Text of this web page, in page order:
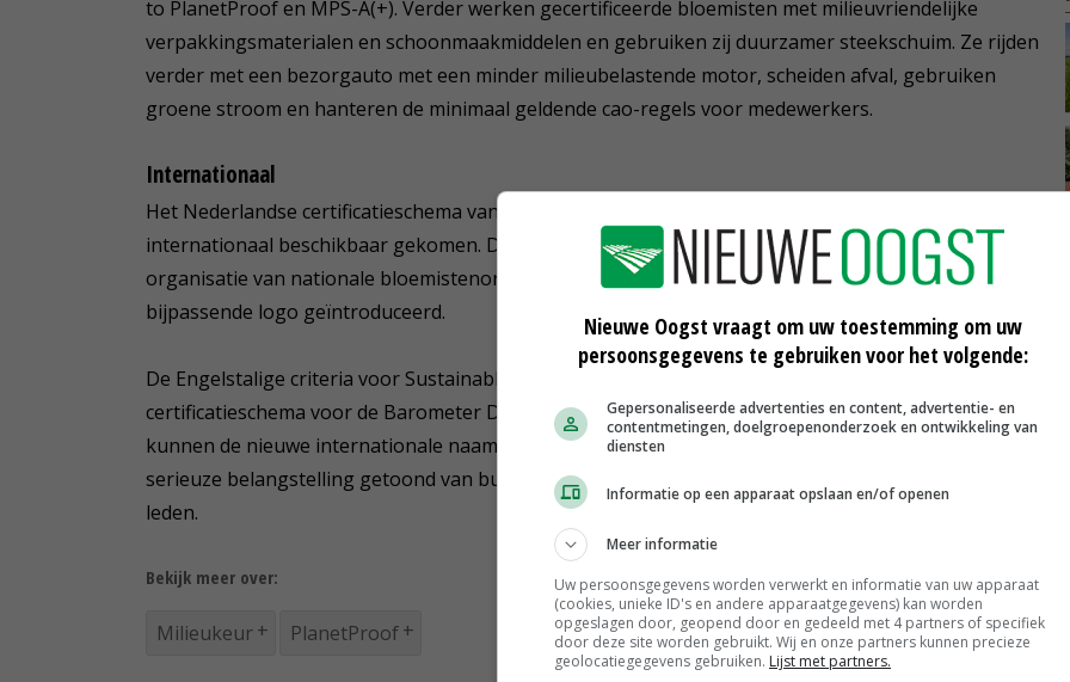
to PlanetProof en MPS-A(+). Verder werken gecertificeerde bloemisten met milieuvriendelijke
verpakkingsmaterialen en schoonmaakmiddelen en gebruiken zij duurzamer steekschuim. Ze rijden
verder met een bezorgauto met een minder milieubelastende motor, scheiden afval, gebruiken
groene stroom en hanteren de minimaal geldende cao-regels voor medewerkers.
Internationaal
Het Nederlandse certificatieschema van de Barometer Duurzame Bloemist is vorig jaar ook
internationaal beschikbaar gekomen. Dat gebeurde op verzoek van Florint, de internationale
organisatie van nationale bloemistenorganisaties. Daarvoor is de naam Sustainable Florist en het
bijpassende logo geïntroduceerd.
De Engelstalige criteria voor Sustainable Florist zijn gelijk aan die van het Nederlandse
certificatieschema voor de Barometer Duurzame Bloemist. Nederlandse gecertificeerde bloemisten
kunnen de nieuwe internationale naam en het logo ook gebruiken. Volgens SMK is er dit jaar
serieuze belangstelling getoond van buitenlandse bloemistengroepen voor certificering van hun
leden.
Bekijk meer over:
Milieukeur PlanetProof
Nieuwe Oogst vraagt om uw toestemming om uw
persoonsgegevens te gebruiken voor het volgende:
Gepersonaliseerde advertenties en content, advertentie- en
contentmetingen, doelgroepenonderzoek en ontwikkeling van
diensten
Informatie op een apparaat opslaan en/of openen
Meer informatie
Uw persoonsgegevens worden verwerkt en informatie van uw apparaat
(cookies, unieke ID's en andere apparaatgegevens) kan worden
opgeslagen door, geopend door en gedeeld met 4 partners of specifiek
door deze site worden gebruikt. Wij en onze partners kunnen precieze
geolocatiegegevens gebruiken. Lijst met partners.